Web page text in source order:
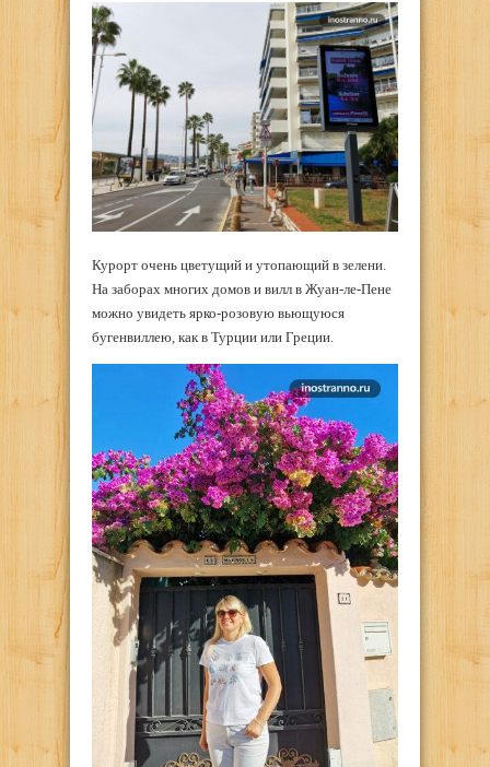
Курорт очень цветущий и утопающий в зелени.
На заборах многих домов и вилл в Жуан-ле-Пене
можно увидеть ярко-розовую вьющуюся
бугенвиллею, как в Турции или Греции.